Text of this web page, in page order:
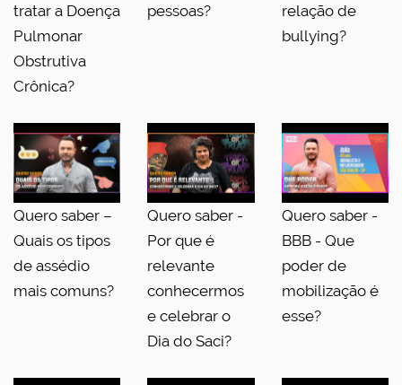
tratar a Doença
Pulmonar
Obstrutiva
Crônica?
pessoas?
relação de
bullying?
Quero saber –
Quais os tipos
de assédio
mais comuns?
Quero saber -
Por que é
relevante
conhecermos
e celebrar o
Dia do Saci?
Quero saber -
BBB - Que
poder de
mobilização é
esse?